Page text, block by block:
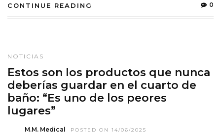
CONTINUE READING 0
NOTICIAS
Estos son los productos que nunca
deberías guardar en el cuarto de
baño: “Es uno de los peores
lugares”
M.M. Medical POSTED ON 14/06/2025